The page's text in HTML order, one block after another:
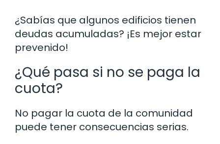
¿Sabías que algunos edificios tienen
deudas acumuladas? ¡Es mejor estar
prevenido!
¿Qué pasa si no se paga la
cuota?
No pagar la cuota de la comunidad
puede tener consecuencias serias.